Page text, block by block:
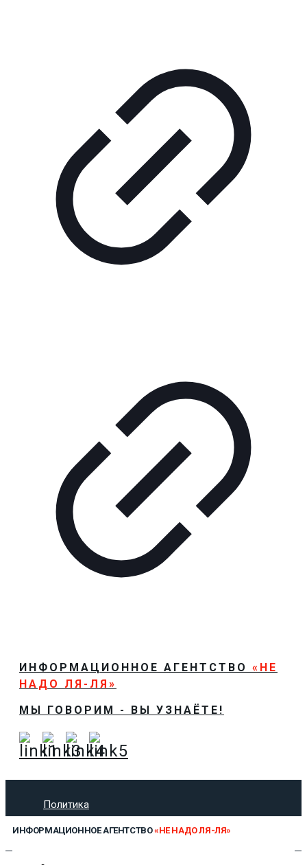
ИНФОРМАЦИОННОЕ АГЕНТСТВО «НЕ
НАДО ЛЯ-ЛЯ»
МЫ ГОВОРИМ - ВЫ УЗНАЁТЕ!
Политика
ИНФОРМАЦИОННОЕ АГЕНТСТВО«НЕ НАДО ЛЯ-ЛЯ»